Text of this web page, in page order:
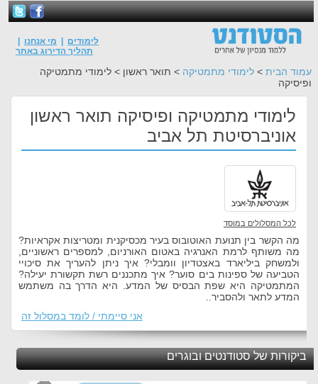
לימודים מי אנחנו
תהליך הדירוג באתר
עמוד הבית > לימודי מתמטיקה > תואר ראשון > לימודי מתמטיקה
ופיסיקה
לימודי מתמטיקה ופיסיקה תואר ראשון
אוניברסיטת תל אביב
לכל המסלולים במוסד
מה הקשר בין תנועת האוטובוס בעיר מכסיקנית ומטריצות אקראיות?
מה משותף לרמת האנרגיה באטום האורניום, למספרים ראשוניים,
ולמשחק ביליארד באצטדיון וומבלי? איך ניתן להעריך את סיכויי
הטביעה של ספינות בים סוער? איך מתכננים רשת תקשורת יעילה?
המתמטיקה היא שפת הבסיס של המדע. היא הדרך בה משתמש
המדע לתאר ולהסביר..
אני סיימתי / לומד במסלול זה
ביקורות של סטודנטים ובוגרים